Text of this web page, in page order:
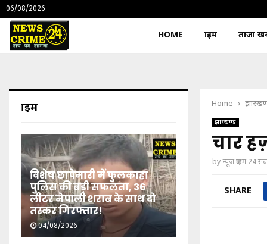
06/08/2026
HOME क्राइम ताजा
Home
झारखण्ड
चार
byन्यूज़ क्राइम 24
SHARE
क्राइम
विशेष छापेमारी में फुलकाहा
पुलिस की बड़ी सफलता, 36
लीटर नेपाली शराब के साथ दो
तस्कर गिरफ्तार!
04/08/2026